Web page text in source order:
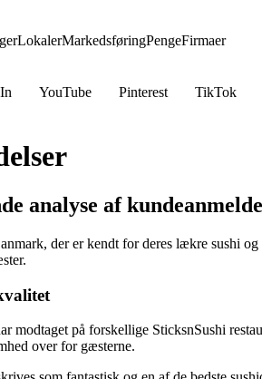
LokalerMarkedsføringPengeFirmaer
YouTube Pinterest TikTok
analyse af
der er kendt for deres lækre sushi
modtaget på forskellige SticksnSushi
over for gæsterne.